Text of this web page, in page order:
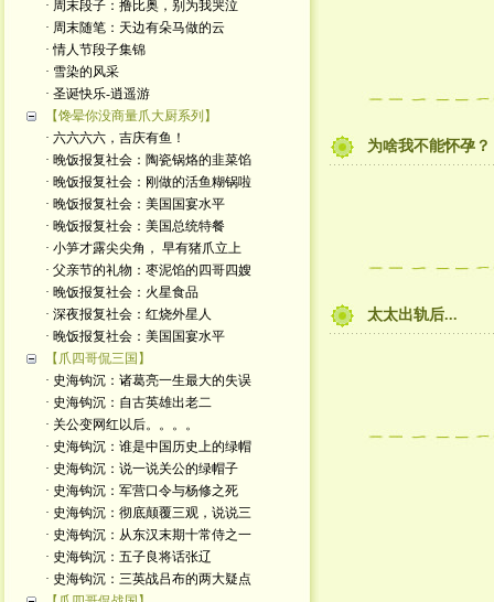
· 周末段子：撸比奥，别为我哭泣
· 周末随笔：天边有朵马做的云
· 情人节段子集锦
· 雪染的风采
· 圣诞快乐-逍遥游
【馋晕你没商量爪大厨系列】
· 六六六六，吉庆有鱼！
· 晚饭报复社会：陶瓷锅烙的韭菜馅
· 晚饭报复社会：刚做的活鱼糊锅啦
· 晚饭报复社会：美国国宴水平
· 晚饭报复社会：美国总统特餐
· 小笋才露尖尖角， 早有猪爪立上
· 父亲节的礼物：枣泥馅的四哥四嫂
· 晚饭报复社会：火星食品
· 深夜报复社会：红烧外星人
· 晚饭报复社会：美国国宴水平
【爪四哥侃三国】
· 史海钩沉：诸葛亮一生最大的失误
· 史海钩沉：自古英雄出老二
· 关公变网红以后。。。。
· 史海钩沉：谁是中国历史上的绿帽
· 史海钩沉：说一说关公的绿帽子
· 史海钩沉：军营口令与杨修之死
· 史海钩沉：彻底颠覆三观，说说三
· 史海钩沉：从东汉末期十常侍之一
· 史海钩沉：五子良将话张辽
· 史海钩沉：三英战吕布的两大疑点
为啥我不能怀孕
太太出轨后...